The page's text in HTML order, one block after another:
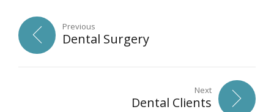
Previous
Dental Surgery
Next
Dental Clients